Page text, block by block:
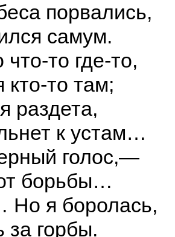
порвались,
самум.
то где-то,
кто-то там;
раздета,
к устам…
голос,—
борьбы…
я боролась,
за горбы.